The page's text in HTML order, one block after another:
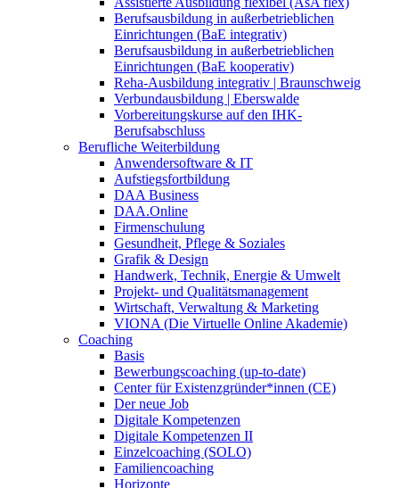
Berufsausbildung in außerbetrieblichen
Einrichtungen (BaE integrativ)
Berufsausbildung in außerbetrieblichen
Einrichtungen (BaE kooperativ)
Reha-Ausbildung integrativ | Braunschweig
Verbundausbildung | Eberswalde
Vorbereitungskurse auf den IHK-
Berufsabschluss
Berufliche Weiterbildung
Anwendersoftware & IT
Aufstiegsfortbildung
DAA Business
DAA.Online
Firmenschulung
Gesundheit, Pflege & Soziales
Grafik & Design
Handwerk, Technik, Energie & Umwelt
Projekt- und Qualitätsmanagement
Wirtschaft, Verwaltung & Marketing
VIONA (Die Virtuelle Online Akademie)
Coaching
Basis
Bewerbungscoaching (up-to-date)
Center für Existenzgründer*innen (CE)
Der neue Job
Digitale Kompetenzen
Digitale Kompetenzen II
Einzelcoaching (SOLO)
Familiencoaching
Horizonte